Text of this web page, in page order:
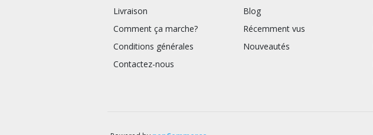
Livraison
Comment ça marche?
Conditions générales
Contactez-nous
Blog
Récemment vus
Nouveautés